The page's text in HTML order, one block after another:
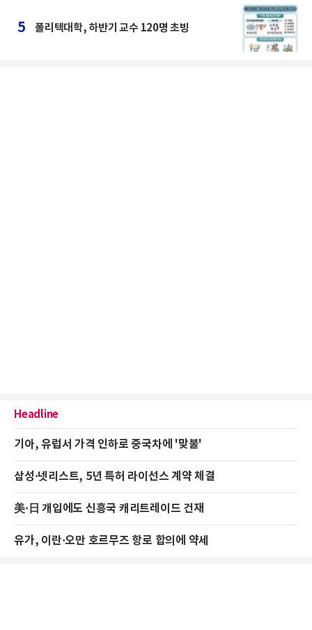
5 폴리텍대학, 하반기 교수 120명 초빙
Headline
기아, 유럽서 가격 인하로 중국차에 '맞불'
삼성·넷리스트, 5년 특허 라이선스 계약 체결
美·日 개입에도 신흥국 캐리트레이드 건재
유가, 이란·오만 호르무즈 항로 합의에 약세